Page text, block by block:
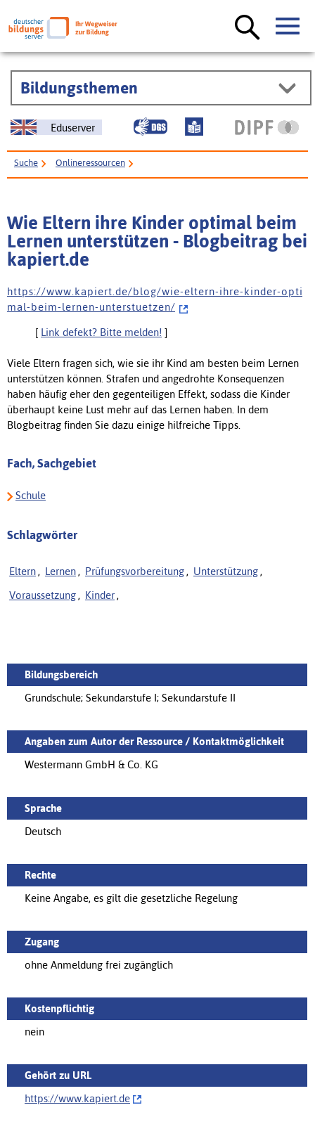
Bildungsthemen
Eduserver
Suche Onlineressourcen
Wie Eltern ihre Kinder optimal beim
Lernen unterstützen - Blogbeitrag bei
kapiert.de
h t t p s : / / w w w . k a p i e r t . d e / b l o g / w i e - e l t e r n - i h r e - k i n d e r - o p t i
m a l - b e i m - l e r n e n - u n t e r s t u e t z e n /
[ Link defekt? Bitte melden! ]
Viele Eltern fragen sich, wie sie ihr Kind am besten beim Lernen
unterstützen können. Strafen und angedrohte Konsequenzen
haben häufig eher den gegenteiligen Effekt, sodass die Kinder
überhaupt keine Lust mehr auf das Lernen haben. In dem
Blogbeitrag finden Sie dazu einige hilfreiche Tipps.
Fach, Sachgebiet
Schule
Schlagwörter
Eltern , Lernen , Prüfungsvorbereitung , Unterstützung ,
Voraussetzung , Kinder ,
Bildungsbereich
Grundschule; Sekundarstufe I; Sekundarstufe II
Angaben zum Autor der Ressource / Kontaktmöglichkeit
Westermann GmbH & Co. KG
Sprache
Deutsch
Rechte
Keine Angabe, es gilt die gesetzliche Regelung
Zugang
ohne Anmeldung frei zugänglich
Kostenpflichtig
nein
Gehört zu URL
https://‌www.kapiert.de